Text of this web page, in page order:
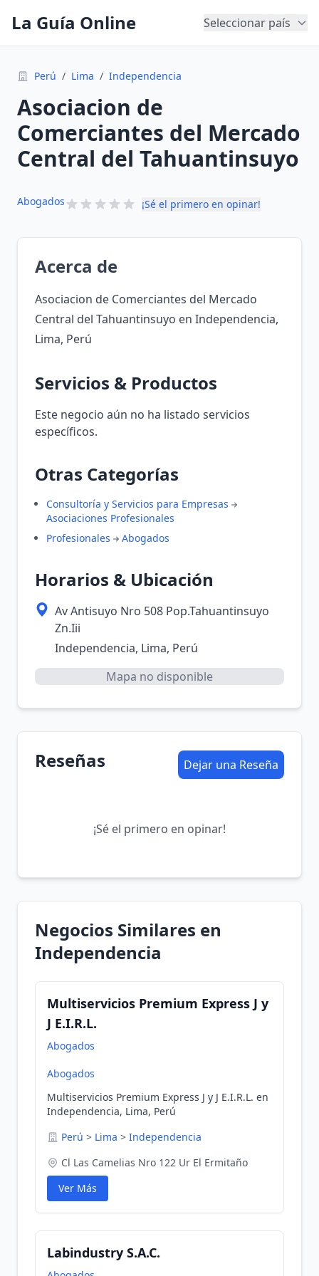
La Guía Online Seleccionar país
Perú / Lima / Independencia
Asociacion de
Comerciantes del Mercado
Central del Tahuantinsuyo
Abogados ¡Sé el primero en opinar!
Acerca de
Asociacion de Comerciantes del Mercado
Central del Tahuantinsuyo en Independencia,
Lima, Perú
Servicios & Productos
Este negocio aún no ha listado servicios
específicos.
Otras Categorías
Consultoría y Servicios para Empresas
Asociaciones Profesionales
Profesionales
Abogados
Horarios & Ubicación
Av Antisuyo Nro 508 Pop.Tahuantinsuyo
Zn.Iii
Independencia, Lima, Perú
Mapa no disponible
Reseñas Dejar una Reseña
¡Sé el primero en opinar!
Negocios Similares en
Independencia
Multiservicios Premium Express J y
J E.I.R.L.
Abogados
Abogados
Multiservicios Premium Express J y J E.I.R.L. en
Independencia, Lima, Perú
Perú > Lima > Independencia
Cl Las Camelias Nro 122 Ur El Ermitaño
Ver Más
Labindustry S.A.C.